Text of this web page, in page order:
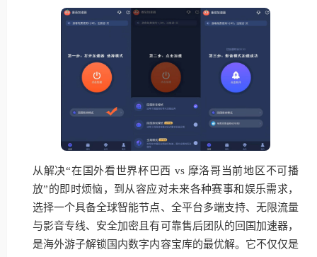
从解决“在国外看世界杯巴西 vs 摩洛哥当前地区不可播
放”的即时烦恼，到从容应对未来各种赛事和娱乐需求，
选择一个具备全球智能节点、全平台多端支持、无限流量
与影音专线、安全加密且有可靠售后团队的回国加速器，
是海外游子解锁国内数字内容宝库的最优解。它不仅仅是